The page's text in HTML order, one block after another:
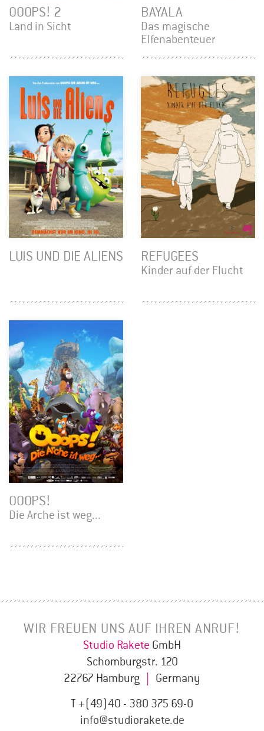
OOOPS! 2
Land in Sicht
BAYALA
Das magische
Elfenabenteuer
LUIS UND DIE ALIENS REFUGEES
Kinder auf der Flucht
OOOPS!
Die Arche ist weg...
WIR FREUEN UNS AUF IHREN ANRUF!
Studio Rakete GmbH
Schomburgstr. 120
22767 Hamburg
Germany
T +(49)40 - 380 375 69-0
info@studiorakete.de